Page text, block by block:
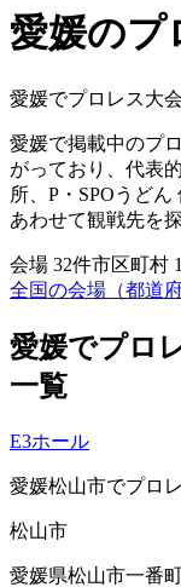
愛媛のプ
愛媛でプロレス大
愛媛で掲載中のプ
がっており、代表
所、P・SPOうど
あわせて観戦先を
会場 32件市区町村
全国の会場（都道
愛媛でプロ
一覧
E3ホール
愛媛松山市でプロ
松山市
愛媛県松山市一番